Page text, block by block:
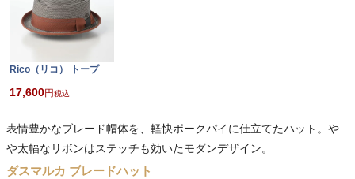
Rico（リコ） トープ
17,600 税込
表情豊かなブレード帽体を、軽快ポークパイに仕立てたハット。や
や太幅なリボンはステッチも効いたモダンデザイン。
ダスマルカ ブレードハット